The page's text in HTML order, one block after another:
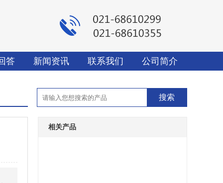
答 新闻资讯 联系我们 公司简介
相关产品